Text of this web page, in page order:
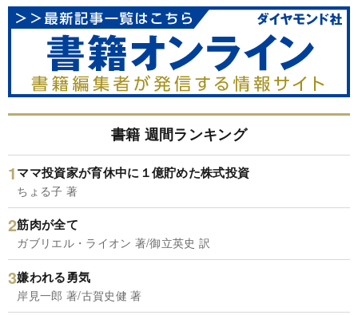
書籍 週間ランキング
ママ投資家が育休中に１億貯めた株式投資
ちょる子 著
筋肉が全て
ガブリエル・ライオン 著/御立英史 訳
嫌われる勇気
岸見一郎 著/古賀史健 著